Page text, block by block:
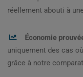
réellement abouti à
Économie
uniquement des cas
grâce à notre